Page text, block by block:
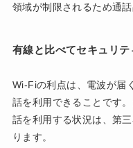
領域が制限されるため通
有線と比べてセキュリテ
Wi-Fiの利点は、電波が届
話を利用できることです
話を利用する状況は、第
ります。